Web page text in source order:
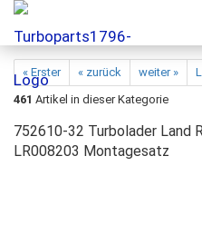
« Erster « zurück weiter »
461 Artikel in dieser Kategorie
752610-32 Turbolader Land
LR008203 Montagesatz